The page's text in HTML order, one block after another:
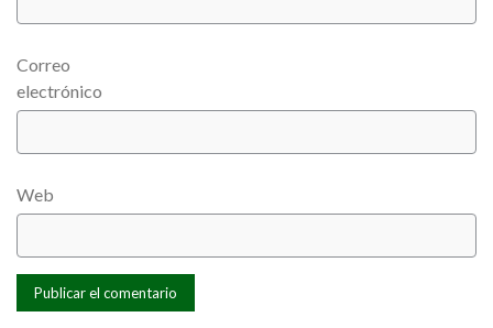
Correo
electrónico
Web